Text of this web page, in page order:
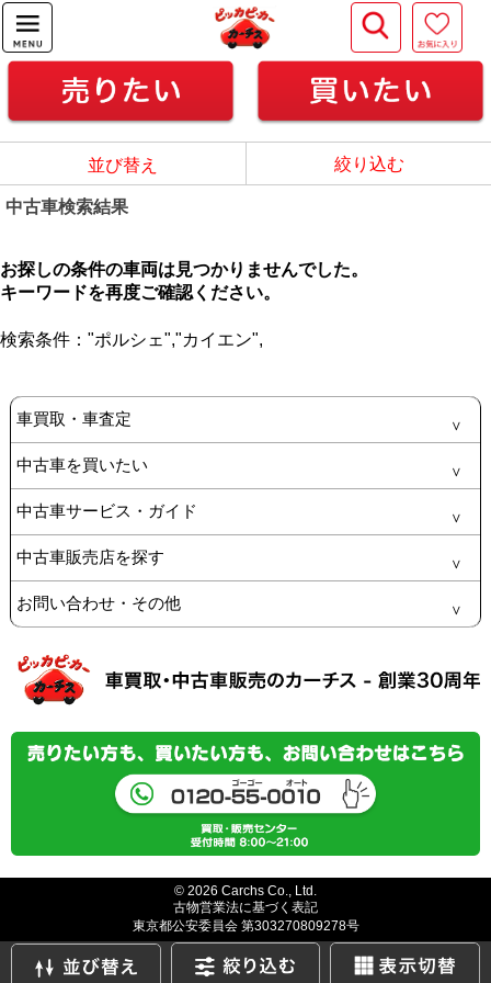
並び替え 絞り込む
中古車検索結果
お探しの条件の車両は見つかりませんでした。
キーワードを再度ご確認ください。
検索条件： "ポルシェ","カイエン",
車買取・車査定
中古車を買いたい
中古車サービス・ガイド
中古車販売店を探す
お問い合わせ・その他
© 2026 Carchs Co., Ltd.
古物営業法に基づく表記
東京都公安委員会 第303270809278号